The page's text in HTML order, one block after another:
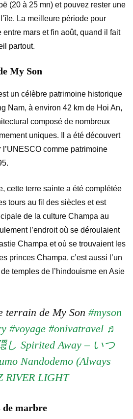
(20 à 25 mn) et pouvez rester une
La meilleure période pour
mars et fin août, quand il fait
partout.
My Son
un célèbre patrimoine historique
Nam, à environ 42 km de Hoi An,
composé de nombreux
uniques. Il a été découvert
comme patrimoine
cette terre sainte a été complétée
tours au fil des siècles et est
de la culture Champa au
l’endroit où se déroulaient
Champa et où se trouvaient les
princes Champa, c’est aussi l’un
temples de l’hindouisme en Asie
terrain de My Son #myson
#voyage #onivatravel ♬
し Spirited Away – いつ
Nandodemo (Always
RIVER LIGHT
de marbre